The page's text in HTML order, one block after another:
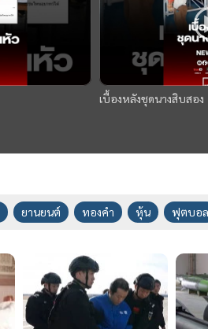
เบื้องหลังชุดนางสิบสอง
ยานยนต์ ทองคำ หุ้น ฟุตบอล